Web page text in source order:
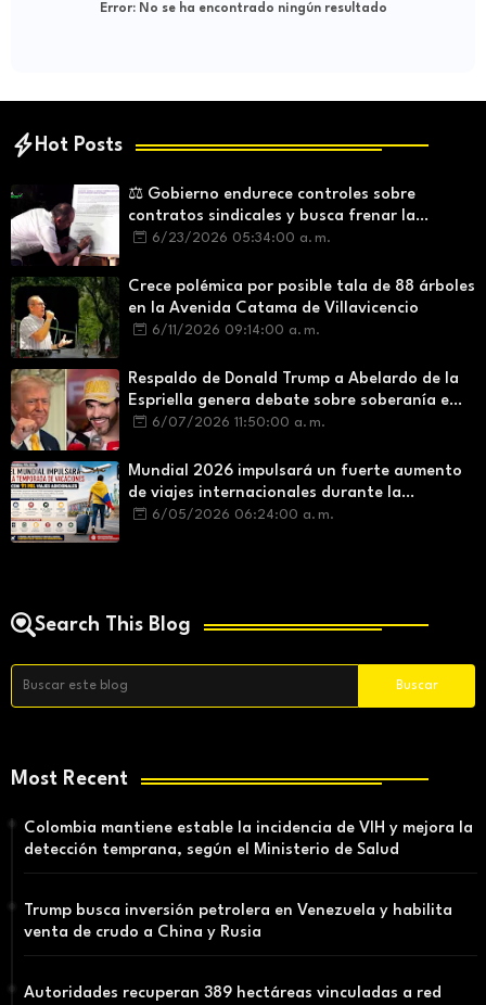
Error:No se ha encontrado ningún resultado
Hot Posts
⚖️ Gobierno endurece controles sobre
contratos sindicales y busca frenar la
intermediación laboral ilegal
6/23/2026 05:34:00 a. m.
Crece polémica por posible tala de 88 árboles
en la Avenida Catama de Villavicencio
6/11/2026 09:14:00 a. m.
Respaldo de Donald Trump a Abelardo de la
Espriella genera debate sobre soberanía e
influencia internacional
6/07/2026 11:50:00 a. m.
Mundial 2026 impulsará un fuerte aumento
de viajes internacionales durante la
temporada de vacaciones
6/05/2026 06:24:00 a. m.
Search This Blog
Most Recent
Colombia mantiene estable la incidencia de VIH y mejora la
detección temprana, según el Ministerio de Salud
Trump busca inversión petrolera en Venezuela y habilita
venta de crudo a China y Rusia
Autoridades recuperan 389 hectáreas vinculadas a red